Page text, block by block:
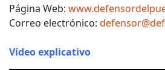
Página Web:
Correo electrónico:
Vídeo explicativo